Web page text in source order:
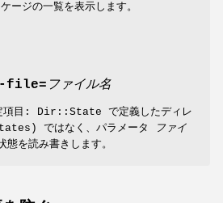
ージの一覧を表示します。
file= ファイル名
項目: Dir::State で定義したディレ
ではなく、パラメータ
ファイ
態を読み書きします。